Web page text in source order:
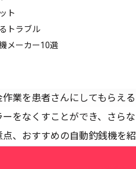
ト
トラブル
メーカー10選
業を患者さんにしてもらえ
をなくすことができ、さら
、おすすめの自動釣銭機を